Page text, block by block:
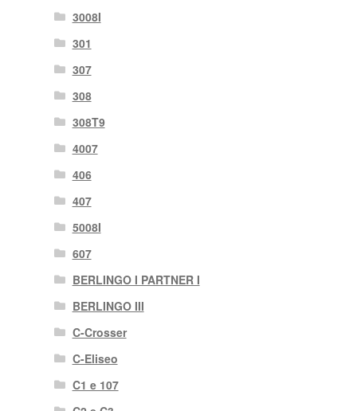
3008I
301
307
308
308T9
4007
406
407
5008I
607
BERLINGO I PARTNER I
BERLINGO III
C-Crosser
C-Eliseo
C1 e 107